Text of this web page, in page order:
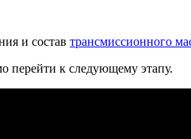
и состав трансмиссионного
перейти к следующему этапу.